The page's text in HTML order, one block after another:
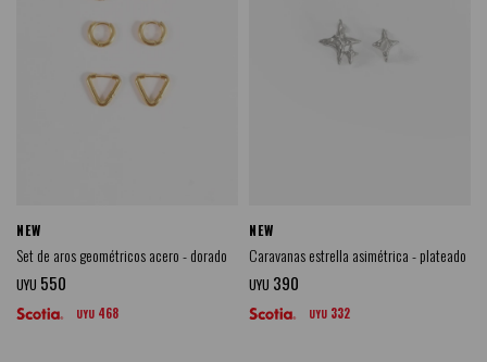
NEW
Set de aros geométricos acero - dorado
UYU 550
UYU 468
NEW
Caravanas estrella asimétrica - plateado
UYU 390
UYU 332